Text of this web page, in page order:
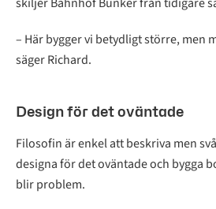
– Här bygger vi betydligt större, men
säger Richard.
Design för det oväntade
Filosofin är enkel att beskriva men
designa för det oväntade och bygga
blir problem.